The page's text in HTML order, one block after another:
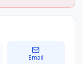
Email